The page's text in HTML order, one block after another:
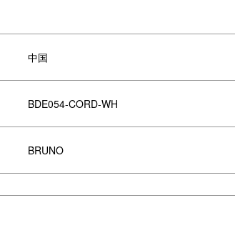
中国
BDE054-CORD-WH
BRUNO